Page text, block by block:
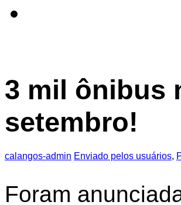
3 mil ônibus
setembro!
calangos-admin Enviado pelos usuários,
Foram